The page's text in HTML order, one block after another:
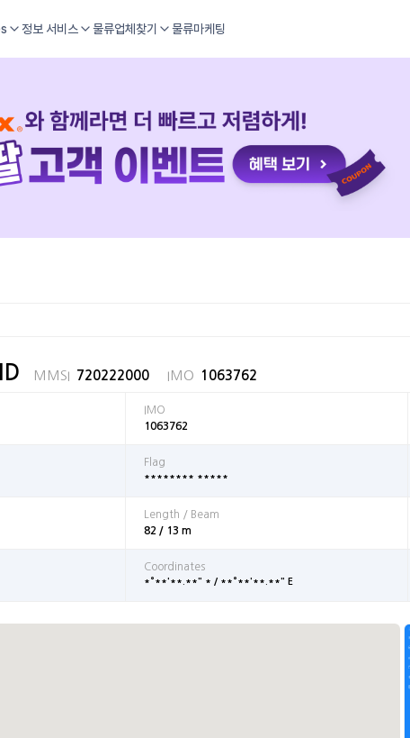
정보 서비스 물류업체찾기 물류마케팅
MMSI 720222000 IMO 1063762
IMO
1063762
Flag
******** *****
Length / Beam
82 / 13 m
Coordinates
*°**'**.**" * / **°**'**.**" E